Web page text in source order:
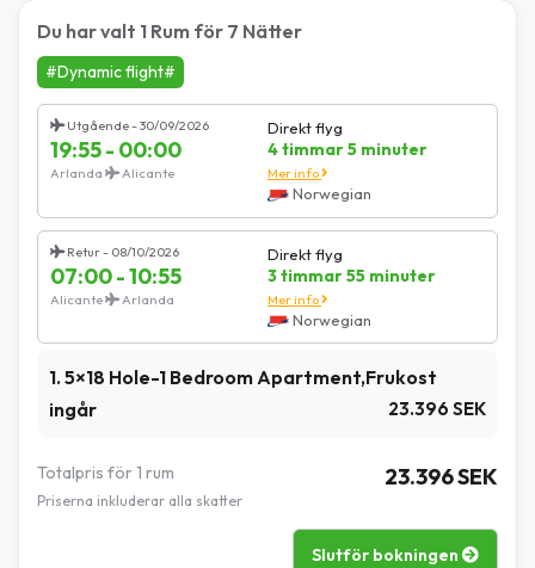
Du har valt 1 Rum för 7 Nätter
#Dynamic flight#
Utgående - 30/09/2026
19:55 - 00:00
Arlanda Alicante
Direkt flyg
4 timmar 5 minuter
Mer info
Norwegian
Retur - 08/10/2026
07:00 - 10:55
Alicante Arlanda
Direkt flyg
3 timmar 55 minuter
Mer info
Norwegian
1. 5×18 Hole-1 Bedroom Apartment,Frukost
ingår
23.396 SEK
Totalpris för 1 rum 23.396 SEK
Priserna inkluderar alla skatter
Slutför bokningen